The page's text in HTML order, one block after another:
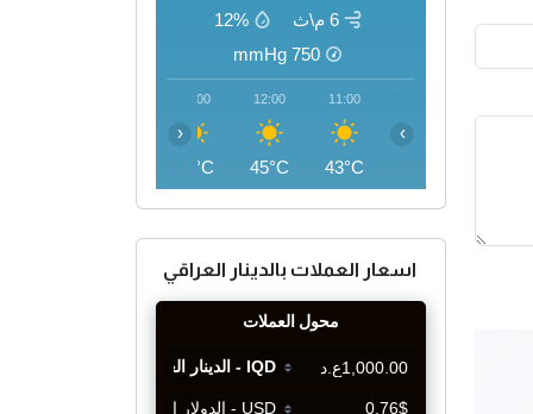
6 م\ث
12%
750
mmHg
11:00
43°C
12:00
45°C
13:00
46°C
‹ ›
اسعار العملات بالدينار العراقي